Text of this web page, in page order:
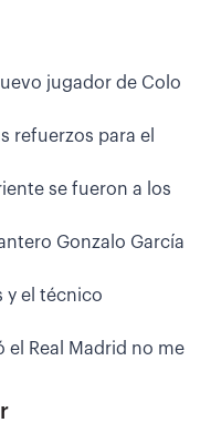
jugador de Colo
refuerzos para el
se fueron a los
Gonzalo García
y el técnico
el Real Madrid no me